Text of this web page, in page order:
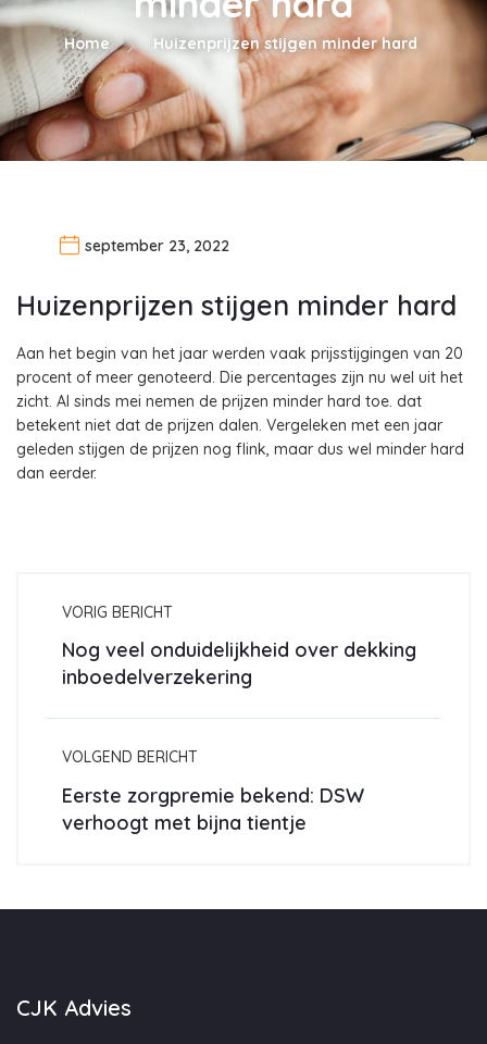
Home Huizenprijzen stijgen minder hard
september 23, 2022
Huizenprijzen stijgen minder hard
Aan het begin van het jaar werden vaak prijsstijgingen van 20
procent of meer genoteerd. Die percentages zijn nu wel uit het
zicht. Al sinds mei nemen de prijzen minder hard toe. dat
betekent niet dat de prijzen dalen. Vergeleken met een jaar
geleden stijgen de prijzen nog flink, maar dus wel minder hard
dan eerder.
VORIG BERICHT
Nog veel onduidelijkheid over dekking
inboedelverzekering
VOLGEND BERICHT
Eerste zorgpremie bekend: DSW
verhoogt met bijna tientje
CJK Advies